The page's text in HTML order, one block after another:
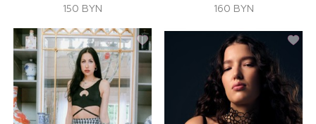
150 BYN
160 BYN